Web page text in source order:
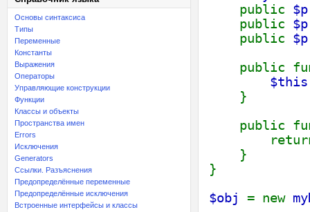
Основы синтаксиса
Типы
Переменные
Константы
Выражения
Операторы
Управляющие конструкции
Функции
Классы и объекты
Пространства имен
Errors
Исключения
Generators
Ссылки. Разъяснения
Предопределённые переменные
Предопределённые исключения
Встроенные интерфейсы и классы
public
public
public
public
$this
}
public
return
}
}
$obj = new